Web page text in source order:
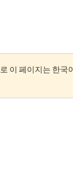
이 페이지는 한국